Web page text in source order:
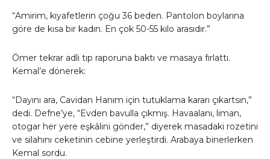
“Amirim, kıyafetlerin çoğu 36 beden. Pantolon boylarına
göre de kısa bir kadın. En çok 50-55 kilo arasıdır.”
Ömer tekrar adli tıp raporuna baktı ve masaya fırlattı.
Kemal’e dönerek:
“Dayını ara, Cavidan Hanım için tutuklama kararı çıkartsın,”
dedi. Defne’ye, “Evden bavulla çıkmış. Havaalanı, liman,
otogar her yere eşkâlini gönder,” diyerek masadaki rozetini
ve silahını ceketinin cebine yerleştirdi. Arabaya binerlerken
Kemal sordu.